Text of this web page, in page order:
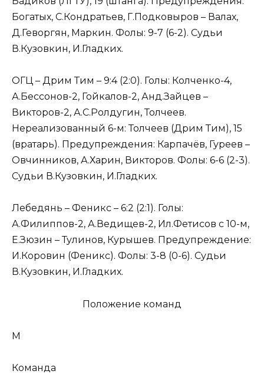
Богатых, С.Кондратьев, Г.Подковыров – Валах,
Д.Геворгян, Маркин. Фолы: 9-7 (6-2). Судьи
В.Кузовкин, И.Гладких.
ОГЦ – Дрим Тим – 9:4 (2:0). Голы: Колченко-4,
А.Бессонов-2, Гойкалов-2, Анд.Зайцев –
Викторов-2, А.С.Ролдугин, Толчеев.
Нереализованный 6-м: Толчеев (Дрим Тим), 15
(вратарь). Предупреждения: Карпачёв, Гуреев –
Овчинников, А.Харин, Викторов. Фолы: 6-6 (2-3).
Судьи В.Кузовкин, И.Гладких.
Лебедянь – Феникс – 6:2 (2:1). Голы:
А.Филиппов-2, А.Ведищев-2, Ил.Фетисов с 10-м,
Е.Зюзин – Тулинов, Курышев. Предупреждение:
И.Коровин (Феникс). Фолы: 3-8 (0-6). Судьи
В.Кузовкин, И.Гладких.
Положение команд
М
Команда